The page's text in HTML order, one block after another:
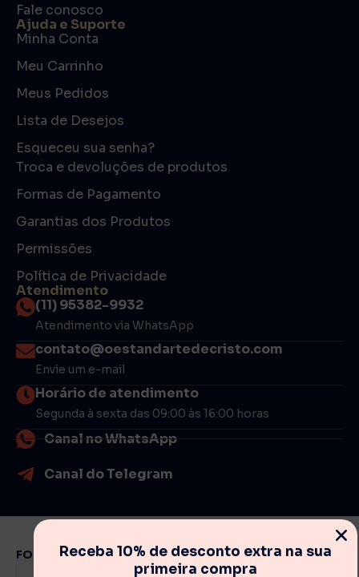
Fale conosco
Ajuda e Suporte
Minha Conta
Meu Carrinho
Meus Pedidos
Lista de Desejos
Esqueceu sua senha?
Troca e devoluções de produtos
Formas de Pagamento
Garantias dos Produtos
Permissões
Política de Privacidade
Atendimento
(11) 95382-9932
Atendimento via WhatsApp
contato@oestandartedecristo.com
Envie um e-mail
Horário de atendimento
Segunda à sexta das 09:00 às 16:00 horas
Canal no WhatsApp
Canal do Telegram
FORMAS DE PAGAMENTO
Receba 10% de desconto extra na sua
primeira compra